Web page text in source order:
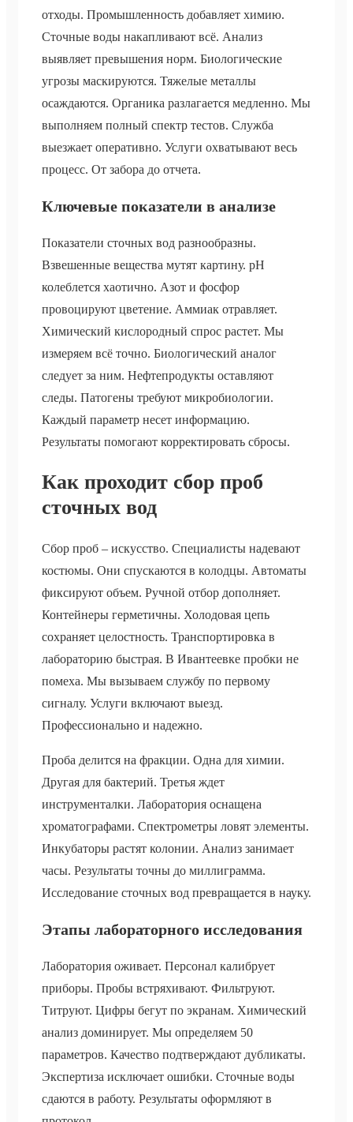
отходы. Промышленность добавляет химию.
Сточные воды накапливают всё. Анализ
выявляет превышения норм. Биологические
угрозы маскируются. Тяжелые металлы
осаждаются. Органика разлагается медленно. Мы
выполняем полный спектр тестов. Служба
выезжает оперативно. Услуги охватывают весь
процесс. От забора до отчета.
Ключевые показатели в анализе
Показатели сточных вод разнообразны.
Взвешенные вещества мутят картину. pH
колеблется хаотично. Азот и фосфор
провоцируют цветение. Аммиак отравляет.
Химический кислородный спрос растет. Мы
измеряем всё точно. Биологический аналог
следует за ним. Нефтепродукты оставляют
следы. Патогены требуют микробиологии.
Каждый параметр несет информацию.
Результаты помогают корректировать сбросы.
Как проходит сбор проб
сточных вод
Сбор проб – искусство. Специалисты надевают
костюмы. Они спускаются в колодцы. Автоматы
фиксируют объем. Ручной отбор дополняет.
Контейнеры герметичны. Холодовая цепь
сохраняет целостность. Транспортировка в
лабораторию быстрая. В Ивантеевке пробки не
помеха. Мы вызываем службу по первому
сигналу. Услуги включают выезд.
Профессионально и надежно.
Проба делится на фракции. Одна для химии.
Другая для бактерий. Третья ждет
инструменталки. Лаборатория оснащена
хроматографами. Спектрометры ловят элементы.
Инкубаторы растят колонии. Анализ занимает
часы. Результаты точны до миллиграмма.
Исследование сточных вод превращается в науку.
Этапы лабораторного исследования
Лаборатория оживает. Персонал калибрует
приборы. Пробы встряхивают. Фильтруют.
Титруют. Цифры бегут по экранам. Химический
анализ доминирует. Мы определяем 50
параметров. Качество подтверждают дубликаты.
Экспертиза исключает ошибки. Сточные воды
сдаются в работу. Результаты оформляют в